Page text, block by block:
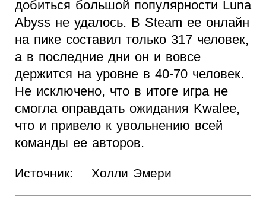
добиться большой популярности Luna
Abyss не удалось. В Steam ее онлайн
на пике составил только 317 человек,
а в последние дни он и вовсе
держится на уровне в 40-70 человек.
Не исключено, что в итоге игра не
смогла оправдать ожидания Kwalee,
что и привело к увольнению всей
команды ее авторов.
Источник: Холли Эмери